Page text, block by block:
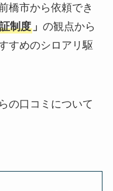
橋市から依頼でき
制度」 の観点から
すめのシロアリ駆
の口コミについて